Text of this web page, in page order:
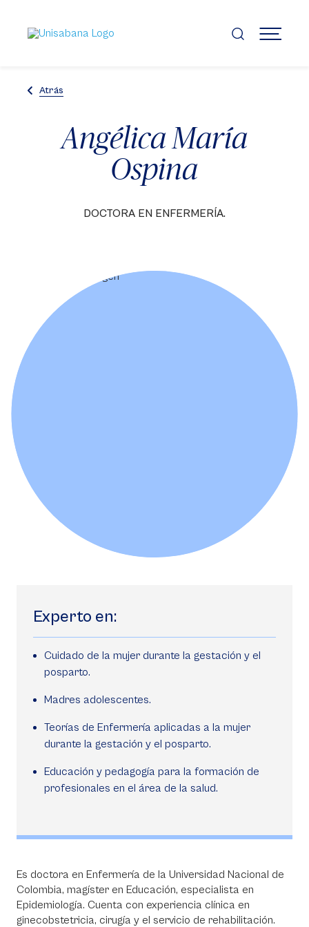
contenido
principal
MENÚ
Atrás
Angélica María
Ospina
DOCTORA EN ENFERMERÍA.
Experto en:
Cuidado de la mujer durante la gestación y el
posparto.
Madres adolescentes.
Teorías de Enfermería aplicadas a la mujer
durante la gestación y el posparto.
Educación y pedagogía para la formación de
profesionales en el área de la salud.
Es doctora en Enfermería de la Universidad Nacional de
Colombia, magíster en Educación, especialista en
Epidemiología. Cuenta con experiencia clínica en
ginecobstetricia, cirugía y el servicio de rehabilitación.